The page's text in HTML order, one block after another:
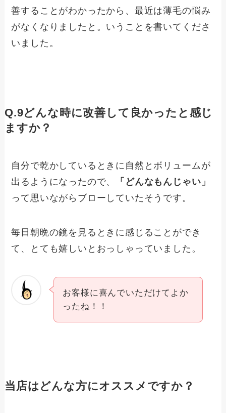
善することがわかったから、最近は薄毛の悩み
がなくなりましたと。いうことを書いてくださ
いました。
Q.9どんな時に改善して良かったと感じ
ますか？
自分で乾かしているときに自然とボリュームが
出るようになったので、
「どんなもんじゃい」
って思いながらブローしていたそうです。
毎日朝晩の鏡を見るときに感じることができ
て、とても嬉しいとおっしゃっていました。
お客様に喜んでいただけてよか
ったね！！
当店はどんな方にオススメですか？